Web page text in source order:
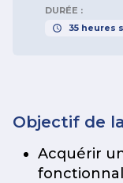
DURÉE :
35 heures
Objectif de
Acquérir